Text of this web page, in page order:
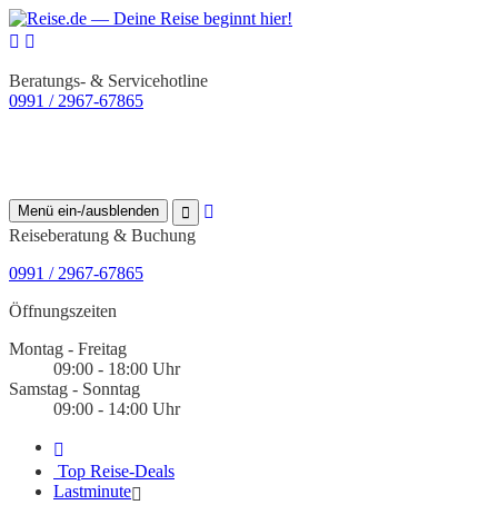
Beratungs- & Servicehotline
0991 / 2967-67865
Menü ein-/ausblenden
Reiseberatung & Buchung
0991 / 2967-67865
Öffnungszeiten
Montag - Freitag
09:00 - 18:00 Uhr
Samstag - Sonntag
09:00 - 14:00 Uhr
Top Reise-Deals
Lastminute